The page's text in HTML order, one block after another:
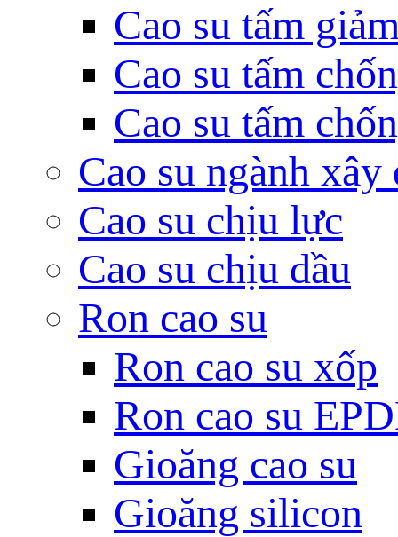
Cao su tấm
Cao su tấm
Cao su tấm
Cao su ngành xây
Cao su chịu lực
Cao su chịu dầu
Ron cao su
Ron cao su xốp
Ron cao su
Gioăng cao su
Gioăng silicon